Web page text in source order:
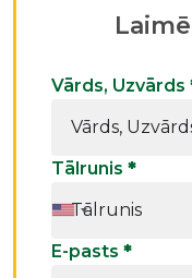
Vārds, Uzvārds
Tālrunis *
E-pasts *